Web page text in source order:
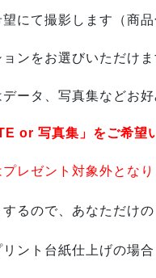
にて撮影します（商品
ンをお選びいただけま
ータ、写真集などお
or 写真集」をご希望
レゼント対象外となり
るので、あなただけの
ント 台紙仕上げの場合